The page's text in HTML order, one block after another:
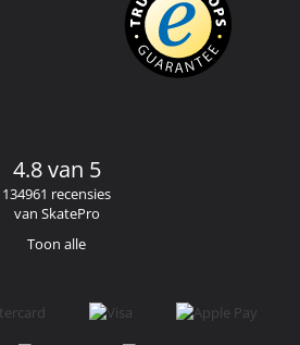
4.8 van 5
134961 recensies
van SkatePro
Toon alle